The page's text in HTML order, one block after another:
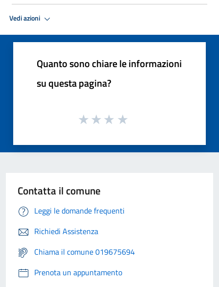
Vedi azioni
Quanto sono chiare le informazioni
su questa pagina?
Contatta il comune
Leggi le domande frequenti
Richiedi Assistenza
Chiama il comune 019675694
Prenota un appuntamento